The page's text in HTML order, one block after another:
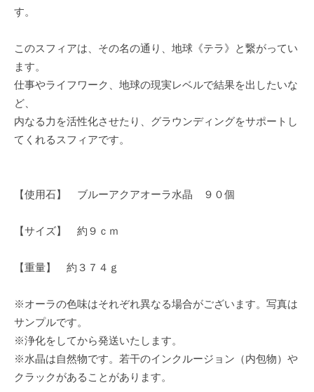
す。
このスフィアは、その名の通り、地球《テラ》と繋がってい
ます。
仕事やライフワーク、地球の現実レベルで結果を出したいな
ど、
内なる力を活性化させたり、グラウンディングをサポートし
てくれるスフィアです。
【使用石】 ブルーアクアオーラ水晶 ９０個
【サイズ】 約９ｃｍ
【重量】 約３７４ｇ
※オーラの色味はそれぞれ異なる場合がございます。写真は
サンプルです。
※浄化をしてから発送いたします。
※水晶は自然物です。若干のインクルージョン（内包物）や
クラックがあることがあります。